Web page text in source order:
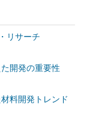
リサーチ
開発の重要性
料開発トレンド